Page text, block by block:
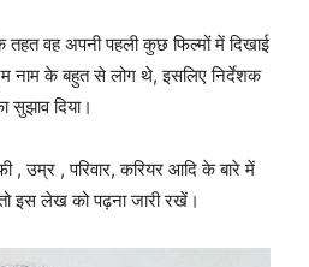
वह अपनी पहली कुछ फिल्मों में दिखाई
नाम के बहुत से लोग थे, इसलिए निर्देशक
सुझाव दिया।
, उम्र , परिवार, करियर आदि के बारे में
इस लेख को पढ़ना जारी रखें।